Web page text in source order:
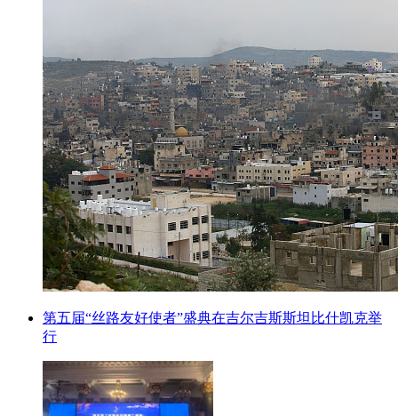
第五届“丝路友好使者”盛典在吉尔吉斯斯坦比什凯克举
行